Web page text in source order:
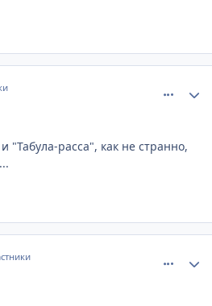
"Табула-расса", как не странно,